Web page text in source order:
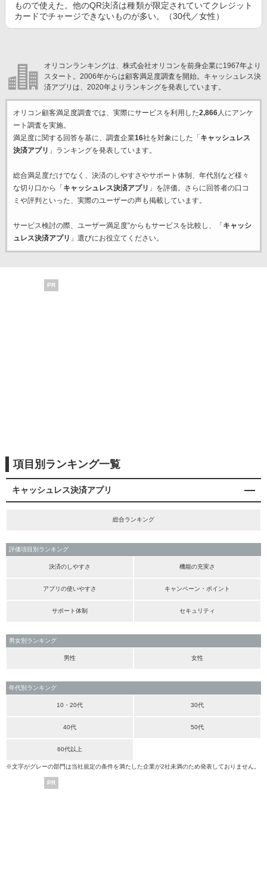
もので使えた。他のQR決済は種類が限定されていてクレジット
カードでチャージできないものが多い。（30代／女性）
オリコンランキングは、株式会社オリコンを前身企業に1967年より
スタート。2006年からは顧客満足度調査を開始。キャッシュレス決
済アプリは、2020年よりランキングを発表しています。
オリコン顧客満足度調査では、実際にサービスを利用した2,866人にアンケ
ート調査を実施。
満足度に関する回答を基に、調査企業16社を対象にした「 キャッシュレス
決済アプリ 」ランキングを発表しています。
総合満足度だけでなく、決済のしやすさやサポート体制、年代別など様々
な切り口から「 キャッシュレス決済アプリ 」を評価。さらに回答者の口コ
ミや評判といった、実際のユーザーの声も掲載しています。
サービス検討の際、ユーザー満足度”からもサービスを比較し、「 キャッシ
ュレス決済アプリ 」選びにお役立てください。
PR
項目別ランキング一覧
キャッシュレス決済アプリ
総合ランキング
評価項目別ランキング
決済のしやすさ 機能の充実さ
アプリの使いやすさ キャンペーン・ポイント
サポート体制 セキュリティ
男女別ランキング
男性 女性
年代別ランキング
10・20代 30代
40代 50代
60代以上
※文字がグレーの部門は当社規定の条件を満たした企業が2社未満のため発表しておりません。
PR